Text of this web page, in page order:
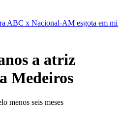
esgota em minutos
Cúpula do
a atriz
Medeiros
menos seis meses